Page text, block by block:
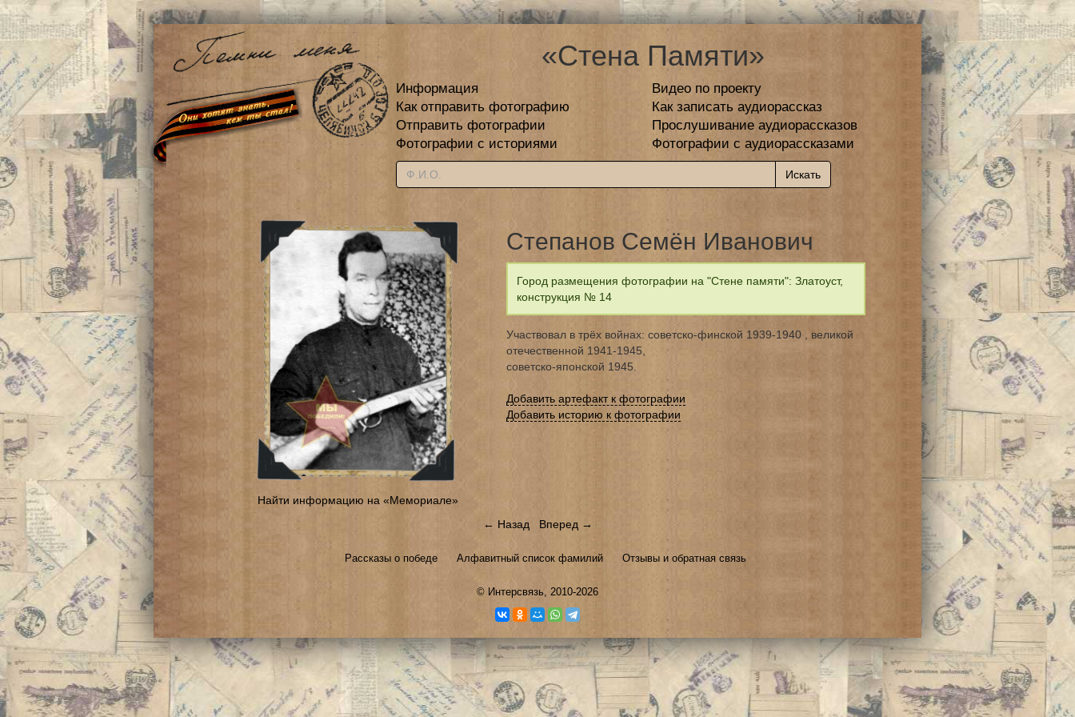
«Стена Памяти»
Информация
Видео по проекту
Как отправить фотографию
Как записать аудиорассказ
Отправить фотографии
Прослушивание аудиорассказов
Фотографии с историями
Фотографии с аудиорассказами
Найти информацию на «Мемориале»
Степанов Семён Иванович
Город размещения фотографии на "Стене памяти": Златоуст,
конструкция № 14
Участвовал в трёх войнах: советско-финской 1939-1940 , великой
отечественной 1941-1945,
советско-японской 1945.
Добавить артефакт к фотографии
Добавить историю к фотографии
← Назад Вперед →
Рассказы о победе Алфавитный список фамилий Отзывы и обратная связь
© Интерсвязь, 2010-2026